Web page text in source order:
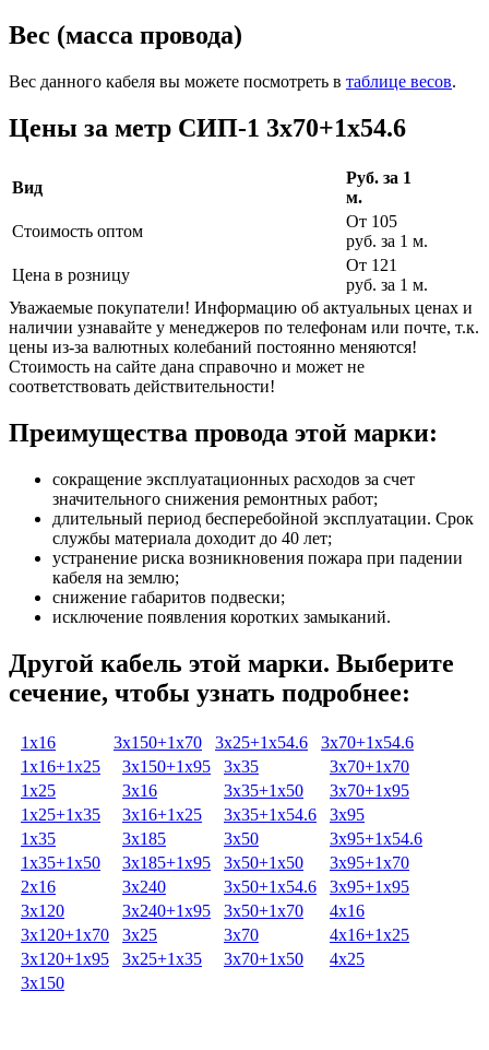
Вес (масса провода)
Вес данного кабеля вы можете посмотреть в таблице весов.
Цены за метр СИП-1 3х70+1х54.6
Вид
Руб. за 1
м.
Стоимость оптом
От 105
руб. за 1 м.
Цена в розницу
От 121
руб. за 1 м.
Уважаемые покупатели! Информацию об актуальных ценах и
наличии узнавайте у менеджеров по телефонам или почте, т.к.
цены из-за валютных колебаний постоянно меняются!
Стоимость на сайте дана справочно и может не
соответствовать действительности!
Преимущества провода этой марки:
сокращение эксплуатационных расходов за счет
значительного снижения ремонтных работ;
длительный период бесперебойной эксплуатации. Срок
службы материала доходит до 40 лет;
устранение риска возникновения пожара при падении
кабеля на землю;
снижение габаритов подвески;
исключение появления коротких замыканий.
Другой кабель этой марки. Выберите
сечение, чтобы узнать подробнее:
1х16 3х150+1х70 3х25+1х54.6
3х70+1х54.6
1х16+1х25
3х150+1х95 3х35
3х70+1х70
1х25
3х16 3х35+1х50
3х70+1х95
1х25+1х35
3х16+1х25 3х35+1х54.6
3х95
1х35
3х185 3х50
3х95+1х54.6
1х35+1х50
3х185+1х95 3х50+1х50
3х95+1х70
2х16
3х240 3х50+1х54.6
3х95+1х95
3х120
3х240+1х95 3х50+1х70
4х16
3х120+1х70
3х25 3х70
4х16+1х25
3х120+1х95
3х25+1х35 3х70+1х50
4х25
3х150